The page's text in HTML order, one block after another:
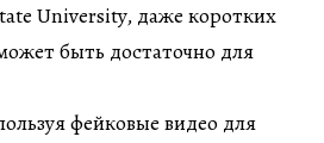
University, даже коротких
быть достаточно для
фейковые видео для